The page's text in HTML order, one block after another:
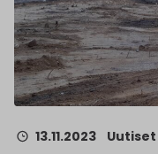
13.11.2023 Uutiset